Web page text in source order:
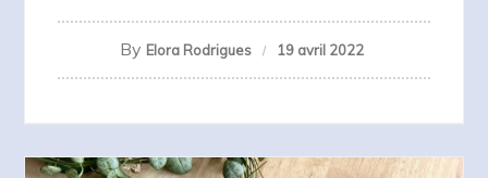
By Elora Rodrigues 19 avril 2022